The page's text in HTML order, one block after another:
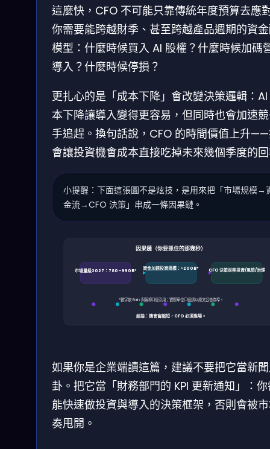
這麼快，CFO 不可能只靠傳統年度預算去應
你需要能跨越財季、甚至跨越產品週期的資
模型：什麼時候買入 AI 股權？什麼時候加碼
導入？什麼時候停損？
更扎心的是「成本下降」會改變決策邏輯：
本下降讓導入變得更容易，但同時也會加速
手追趕。換句話說，CFO 的時間價值上升
會讓投資機會成本直接吃掉未來幾個季度的
小提醒：下面這張圖不是炫技，是用來把「市場規模→
金流→CFO 決策」串成一條因果鏈。
因果鏈（你要抓住的那幾秒）
市場量級2027：780–990B* 資金加速投資規模：>200B* CFO 決策前移投資/風險/治理
*數字依 Bain 與報導口徑引用；實際單位口徑請以原文公告為準。
結論：機會窗縮短，CFO 必須進場。
如果你是企業端讀這篇，建議不要把它當新
卦。把它當「財務部門的 KPI 更新通知」：
能快速做投資與導入的決策框架，否則會被
奏甩開。